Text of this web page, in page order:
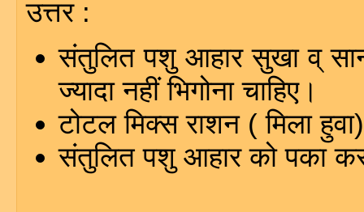
उत्तर :
संतुलित पशु आहार सुखा व्
ज्यादा नहीं भिगोना चाहिए।
टोटल मिक्स राशन ( मिला
संतुलित पशु आहार को पका कर